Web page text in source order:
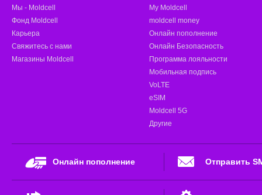
Мы - Moldcell
Фонд Moldcell
Карьера
Свяжитесь с нами
Магазины Moldcell
My Moldcell
moldcell money
Онлайн пополнение
Онлайн Безопасность
Программа лояльности
Мобильная подпись
VoLTE
eSIM
Moldcell 5G
Другие
Онлайн пополнение Отправить